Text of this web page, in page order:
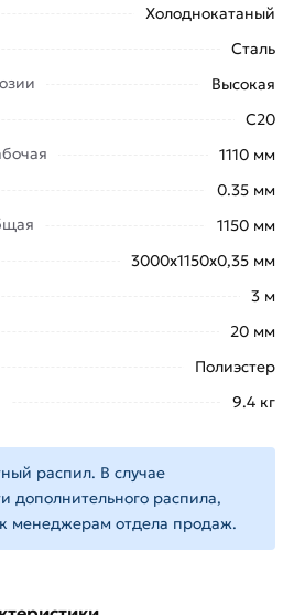
как
при строительстве
заборов, в малоэтажном
строительстве,
может незначительно
3000х1150х0,35 мм
для изготовления
устойчивостью к
не требует
материал представляет собой
решение для
обеспечивая
оформление.
С20 зеленого цвета
Холоднокатаный
Сталь
Высокая
С20
1110 мм
0.35 мм
1150 мм
3000х1150х0,35 мм
3 м
20 мм
Полиэстер
9.4 кг
распил. В случае
дополнительного распила,
менеджерам отдела продаж.